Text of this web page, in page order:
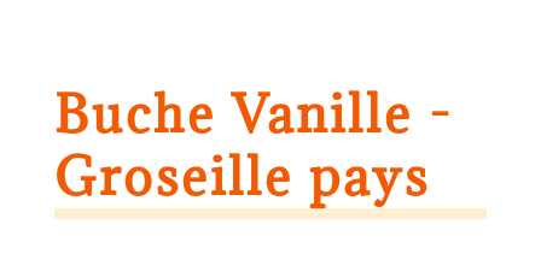
Buche Vanille -
Groseille pays